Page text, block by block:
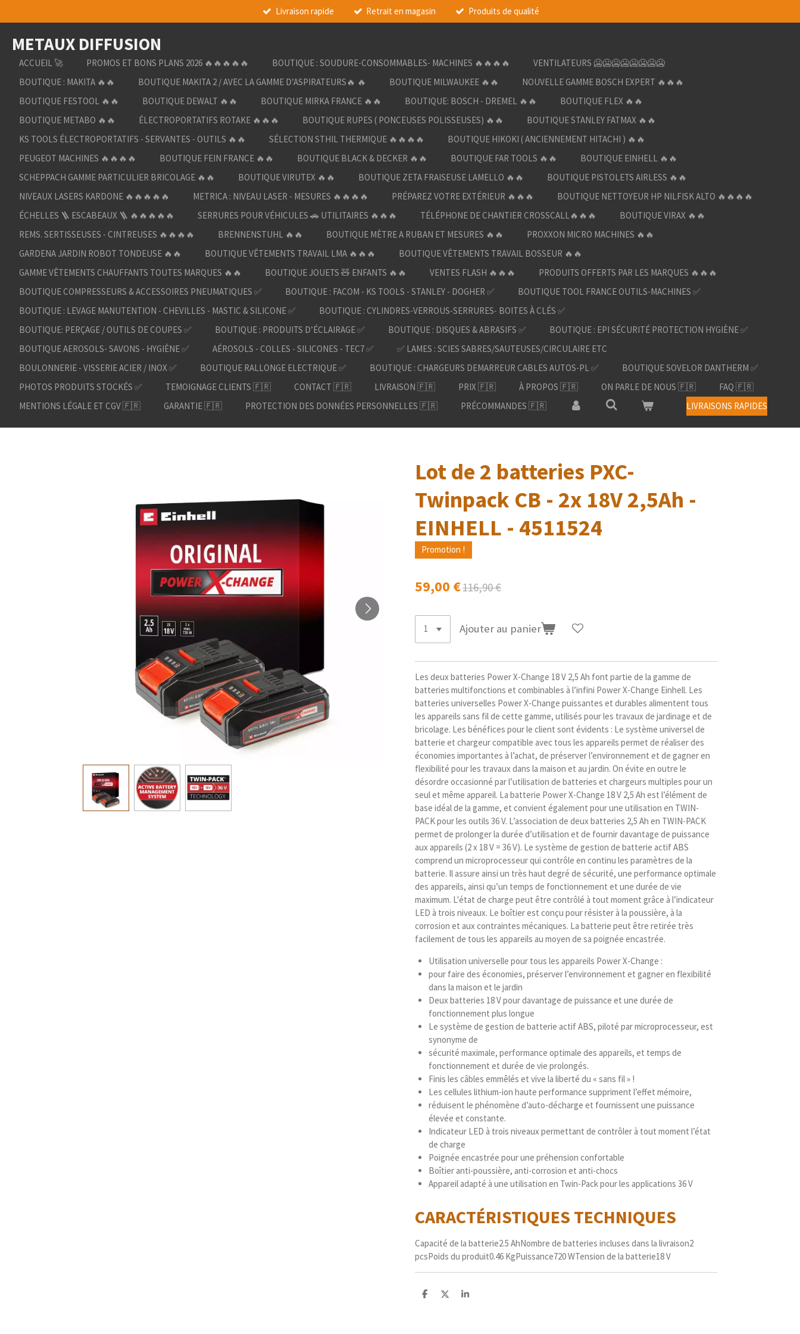
au
contenu
principal
Livraison rapide Retrait en magasin Produits de qualité
METAUX DIFFUSION
ACCUEIL 🚀 PROMOS ET BONS PLANS 2026 🔥🔥🔥🔥🔥 BOUTIQUE : SOUDURE-CONSOMMABLES- MACHINES 🔥🔥🔥🔥
VENTILATEURS 🥶🥶🥶🥶🥶🥶🥶🥶
BOUTIQUE : MAKITA 🔥🔥
BOUTIQUE MAKITA 2 / AVEC LA GAMME D’ASPIRATEURS🔥 🔥 BOUTIQUE MILWAUKEE 🔥🔥
NOUVELLE GAMME BOSCH EXPERT 🔥🔥🔥
BOUTIQUE FESTOOL 🔥🔥
BOUTIQUE DEWALT 🔥🔥 BOUTIQUE MIRKA FRANCE 🔥🔥 BOUTIQUE: BOSCH - DREMEL 🔥🔥
BOUTIQUE FLEX 🔥🔥
BOUTIQUE METABO 🔥🔥
ÉLECTROPORTATIFS ROTAKE 🔥🔥🔥 BOUTIQUE RUPES ( PONCEUSES POLISSEUSES) 🔥🔥
BOUTIQUE STANLEY FATMAX 🔥🔥
KS TOOLS ÉLECTROPORTATIFS - SERVANTES - OUTILS 🔥🔥
SÉLECTION STHIL THERMIQUE 🔥🔥🔥🔥
BOUTIQUE HIKOKI ( ANCIENNEMENT HITACHI ) 🔥🔥
PEUGEOT MACHINES 🔥🔥🔥🔥
BOUTIQUE FEIN FRANCE 🔥🔥 BOUTIQUE BLACK & DECKER 🔥🔥 BOUTIQUE FAR TOOLS 🔥🔥
BOUTIQUE EINHELL 🔥🔥
SCHEPPACH GAMME PARTICULIER BRICOLAGE 🔥🔥
BOUTIQUE VIRUTEX 🔥🔥 BOUTIQUE ZETA FRAISEUSE LAMELLO 🔥🔥
BOUTIQUE PISTOLETS AIRLESS 🔥🔥
NIVEAUX LASERS KARDONE 🔥🔥🔥🔥🔥
METRICA : NIVEAU LASER - MESURES 🔥🔥🔥🔥 PRÉPAREZ VOTRE EXTÉRIEUR 🔥🔥🔥
BOUTIQUE NETTOYEUR HP NILFISK ALTO 🔥🔥🔥🔥
ÉCHELLES 🪜 ESCABEAUX 🪜 🔥🔥🔥🔥🔥
SERRURES POUR VÉHICULES 🚗 UTILITAIRES 🔥🔥🔥 TÉLÉPHONE DE CHANTIER CROSSCALL🔥🔥🔥
BOUTIQUE VIRAX 🔥🔥
REMS. SERTISSEUSES - CINTREUSES 🔥🔥🔥🔥
BRENNENSTUHL 🔥🔥 BOUTIQUE MÈTRE A RUBAN ET MESURES 🔥🔥
PROXXON MICRO MACHINES 🔥🔥
GARDENA JARDIN ROBOT TONDEUSE 🔥🔥
BOUTIQUE VÊTEMENTS TRAVAIL LMA 🔥🔥🔥
BOUTIQUE VÊTEMENTS TRAVAIL BOSSEUR 🔥🔥
GAMME VÊTEMENTS CHAUFFANTS TOUTES MARQUES 🔥🔥
BOUTIQUE JOUETS 🧸 ENFANTS 🔥🔥 VENTES FLASH 🔥🔥🔥
PRODUITS OFFERTS PAR LES MARQUES 🔥🔥🔥
BOUTIQUE COMPRESSEURS & ACCESSOIRES PNEUMATIQUES ✅
BOUTIQUE : FACOM - KS TOOLS - STANLEY - DOGHER ✅
BOUTIQUE TOOL FRANCE OUTILS-MACHINES ✅
BOUTIQUE : LEVAGE MANUTENTION - CHEVILLES - MASTIC & SILICONE ✅
BOUTIQUE : CYLINDRES-VERROUS-SERRURES- BOITES À CLÉS ✅
BOUTIQUE: PERÇAGE / OUTILS DE COUPES ✅
BOUTIQUE : PRODUITS D’ÉCLAIRAGE ✅ BOUTIQUE : DISQUES & ABRASIFS ✅
BOUTIQUE : EPI SÉCURITÉ PROTECTION HYGIÈNE ✅
BOUTIQUE AEROSOLS- SAVONS - HYGIÈNE ✅
AÉROSOLS - COLLES - SILICONES - TEC7 ✅
✅ LAMES : SCIES SABRES/SAUTEUSES/CIRCULAIRE ETC
BOULONNERIE - VISSERIE ACIER / INOX ✅
BOUTIQUE RALLONGE ELECTRIQUE ✅ BOUTIQUE : CHARGEURS DEMARREUR CABLES AUTOS-PL ✅
BOUTIQUE SOVELOR DANTHERM ✅
PHOTOS PRODUITS STOCKÉS ✅
TEMOIGNAGE CLIENTS 🇫🇷 CONTACT 🇫🇷 LIVRAISON 🇫🇷 PRIX 🇫🇷 À PROPOS 🇫🇷 ON PARLE DE NOUS 🇫🇷
FAQ 🇫🇷
MENTIONS LÉGALE ET CGV 🇫🇷
GARANTIE 🇫🇷 PROTECTION DES DONNÉES PERSONNELLES 🇫🇷 PRÉCOMMANDES 🇫🇷 LIVRAISONS RAPIDES
Lot de 2 batteries PXC-
Twinpack CB - 2x 18V 2,5Ah -
EINHELL - 4511524
Promotion !
59,00 €116,90 €
Ajouter au panier
Les deux batteries Power X-Change 18 V 2,5 Ah font partie de la gamme de
batteries multifonctions et combinables à l’infini Power X-Change Einhell. Les
batteries universelles Power X-Change puissantes et durables alimentent tous
les appareils sans fil de cette gamme, utilisés pour les travaux de jardinage et de
bricolage. Les bénéfices pour le client sont évidents : Le système universel de
batterie et chargeur compatible avec tous les appareils permet de réaliser des
économies importantes à l’achat, de préserver l’environnement et de gagner en
flexibilité pour les travaux dans la maison et au jardin. On évite en outre le
désordre occasionné par l’utilisation de batteries et chargeurs multiples pour un
seul et même appareil. La batterie Power X-Change 18 V 2,5 Ah est l’élément de
base idéal de la gamme, et convient également pour une utilisation en TWIN-
PACK pour les outils 36 V. L’association de deux batteries 2,5 Ah en TWIN-PACK
permet de prolonger la durée d’utilisation et de fournir davantage de puissance
aux appareils (2 x 18 V = 36 V). Le système de gestion de batterie actif ABS
comprend un microprocesseur qui contrôle en continu les paramètres de la
batterie. Il assure ainsi un très haut degré de sécurité, une performance optimale
des appareils, ainsi qu’un temps de fonctionnement et une durée de vie
maximum. L'état de charge peut être contrôlé à tout moment grâce à l’indicateur
LED à trois niveaux. Le boîtier est conçu pour résister à la poussière, à la
corrosion et aux contraintes mécaniques. La batterie peut être retirée très
facilement de tous les appareils au moyen de sa poignée encastrée.
Utilisation universelle pour tous les appareils Power X-Change :
pour faire des économies, préserver l’environnement et gagner en flexibilité
dans la maison et le jardin
Deux batteries 18 V pour davantage de puissance et une durée de
fonctionnement plus longue
Le système de gestion de batterie actif ABS, piloté par microprocesseur, est
synonyme de
sécurité maximale, performance optimale des appareils, et temps de
fonctionnement et durée de vie prolongés.
Finis les câbles emmêlés et vive la liberté du « sans fil » !
Les cellules lithium-ion haute performance suppriment l’effet mémoire,
réduisent le phénomène d’auto-décharge et fournissent une puissance
élevée et constante.
Indicateur LED à trois niveaux permettant de contrôler à tout moment l’état
de charge
Poignée encastrée pour une préhension confortable
Boîtier anti-poussière, anti-corrosion et anti-chocs
Appareil adapté à une utilisation en Twin-Pack pour les applications 36 V
CARACTÉRISTIQUES TECHNIQUES
Capacité de la batterie2.5 AhNombre de batteries incluses dans la livraison2
pcsPoids du produit0.46 KgPuissance720 WTension de la batterie18 V
P
P
P